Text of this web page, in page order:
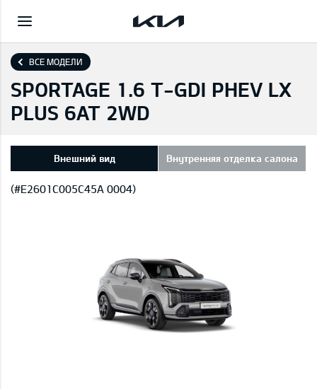
ВСЕ МОДЕЛИ
SPORTAGE 1.6 T-GDI PHEV LX
PLUS 6AT 2WD
Внешний вид Внутренняя отделка салона
(#E2601C005C45A 0004)